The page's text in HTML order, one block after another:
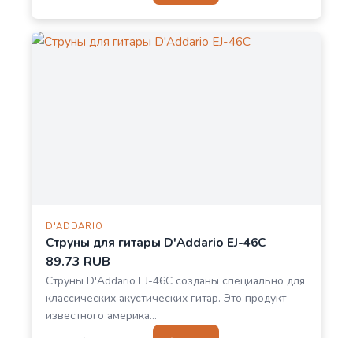
D'ADDARIO
Струны для гитары D'Addario EJ-46C
89.73 RUB
Струны D'Addario EJ-46C созданы специально для
классических акустических гитар. Это продукт
известного америка…